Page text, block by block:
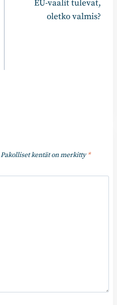
EU-vaalit tulevat,
oletko valmis?
Pakolliset kentät on merkitty*